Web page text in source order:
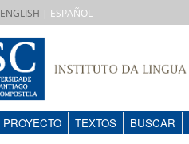
ENGLISH | ESPAÑOL
PROYECTO TEXTOS BUSCAR